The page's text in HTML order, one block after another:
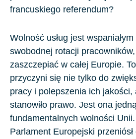
francuskiego referendum?
Wolność usług jest wspaniałym
swobodnej rotacji
zaszczepiać w całej Europie.
przyczyni się nie tylko do
pracy i polepszenia ich
stanowiło prawo. Jest ona
fundamentalnych wolności
Parlament Europejski przeniósł